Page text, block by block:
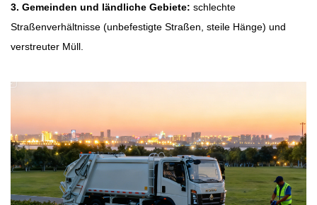
3. Gemeinden und ländliche Gebiete: schlechte
Straßenverhältnisse (unbefestigte Straßen, steile Hänge) und
verstreuter Müll.